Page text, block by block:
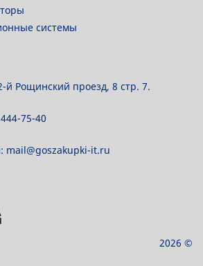
системы
й Рощинский проезд, 8 стр. 7.
75-40
mail@goszakupki-it.ru
2026 ©